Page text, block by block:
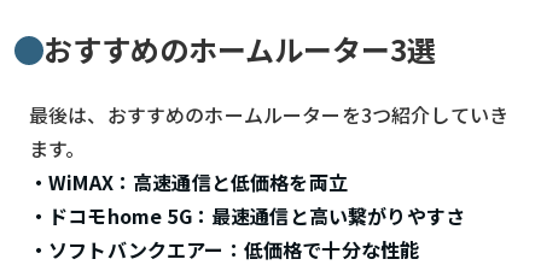
おすすめのホームルーター3選
最後は、おすすめのホームルーターを3つ紹介していき
ます。
・WiMAX：高速通信と低価格を両立
・ドコモhome 5G：最速通信と高い繋がりやすさ
・ソフトバンクエアー：低価格で十分な性能